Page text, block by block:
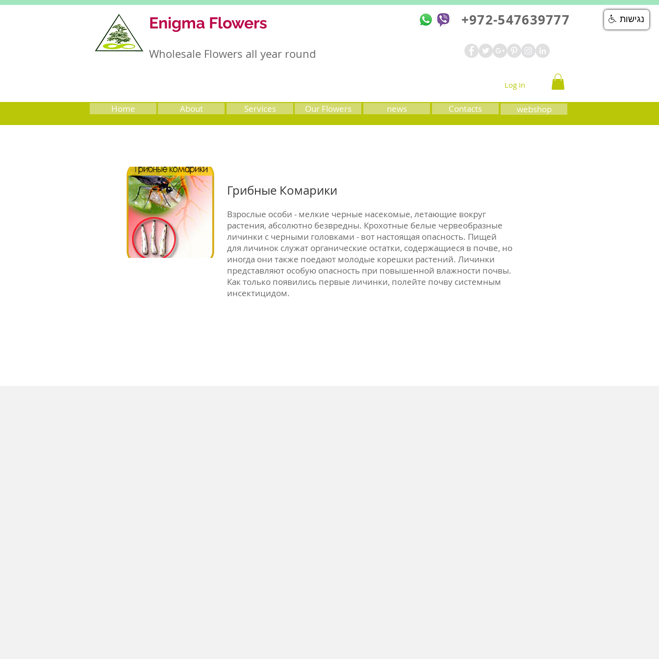
Enigma Flowers
Wholesale Flowers all year round
+972-547639777
Log In
Home About Services Our Flowers news Contacts webshop
Грибные Комарики
Взрослые особи - мелкие черные насекомые, летающие вокруг
растения, абсолютно безвредны. Крохотные белые червеобразные
личинки с черными головками - вот настоящая опасность. Пищей
для личинок служат органические остатки, содержащиеся в почве, но
иногда они также поедают молодые корешки растений. Личинки
представляют особую опасность при повышенной влажности почвы.
Как только появились первые личинки, полейте почву системным
инсектицидом.
נגישות